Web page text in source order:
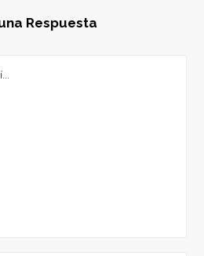
Respuesta